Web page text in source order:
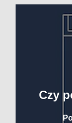
Czy